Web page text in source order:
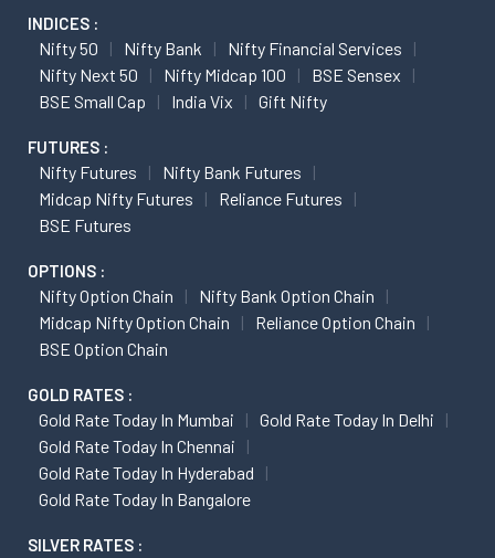
INDICES :
Nifty 50 Nifty Bank
Nifty Financial Services
Nifty Next 50
Nifty Midcap 100
BSE Sensex
BSE Small Cap
India Vix Gift Nifty
FUTURES :
Nifty Futures
Nifty Bank Futures
Midcap Nifty Futures
Reliance Futures
BSE Futures
OPTIONS :
Nifty Option Chain
Nifty Bank Option Chain
Midcap Nifty Option Chain
Reliance Option Chain
BSE Option Chain
GOLD RATES :
Gold Rate Today In Mumbai
Gold Rate Today In Delhi
Gold Rate Today In Chennai
Gold Rate Today In Hyderabad
Gold Rate Today In Bangalore
SILVER RATES :